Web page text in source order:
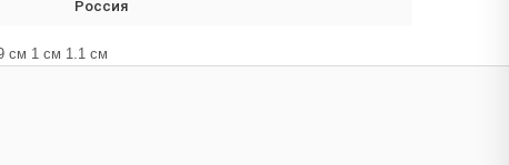
Россия
см 1 см 1.1 см